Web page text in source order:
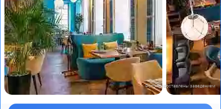
Фото предоставлены заведением